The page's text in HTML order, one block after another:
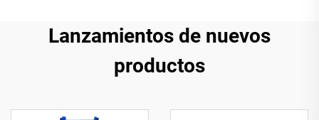
Lanzamientos de nuevos
productos